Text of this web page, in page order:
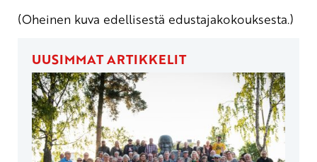
(Oheinen kuva edellisestä edustajakokouksesta.)
UUSIMMAT ARTIKKELIT